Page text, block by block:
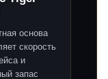
основа
скорость
и
запас